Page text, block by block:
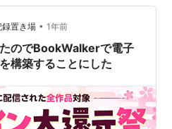
場所がないし。 KADOKAWA
み。 コードタイプは、申し込
ードが送られてくる。 ささ…
置き場 • 1年前
のでBookWalkerで電子
構築することにした